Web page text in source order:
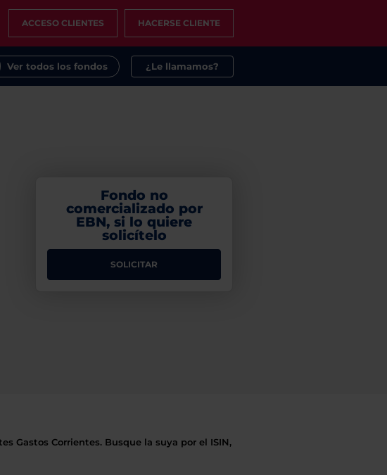
ACCESO CLIENTES HACERSE CLIENTE
Ver todos los fondos ¿Le llamamos?
Fondo no
comercializado por
EBN, si lo quiere
solicítelo
SOLICITAR
Gastos Corrientes. Busque la suya por el ISIN,